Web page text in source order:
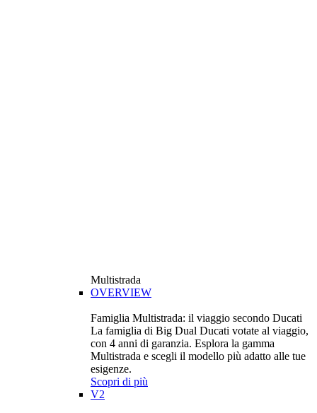
Multistrada
OVERVIEW
Famiglia Multistrada: il viaggio secondo Ducati
La famiglia di Big Dual Ducati votate al viaggio,
con 4 anni di garanzia. Esplora la gamma
Multistrada e scegli il modello più adatto alle tue
esigenze.
Scopri di più
V2